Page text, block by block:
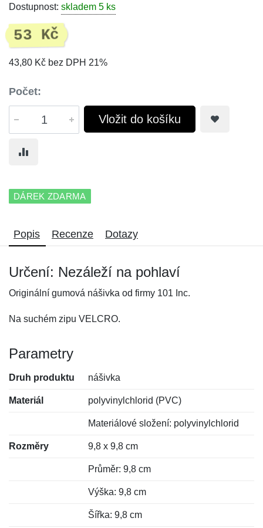
Dostupnost: skladem 5 ks
53 Kč
43,80 Kč bez DPH 21%
Počet:
Vložit do košíku
DÁREK ZDARMA
Popis Recenze Dotazy
Určení: Nezáleží na pohlaví
Originální gumová nášivka od firmy 101 Inc.
Na suchém zipu VELCRO.
Parametry
Druh produktu nášivka
Materiál polyvinylchlorid (PVC)
Materiálové složení: polyvinylchlorid
Rozměry 9,8 x 9,8 cm
Průměr: 9,8 cm
Výška: 9,8 cm
Šířka: 9,8 cm